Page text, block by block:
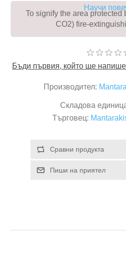
To signify the area protected
CO2) fire-
Бъди първия, който ще напише
Производител:
Складова
Търговец:
Научи